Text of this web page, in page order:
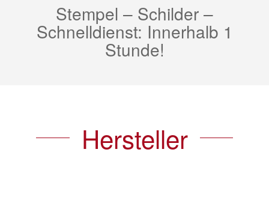
Stempel – Schilder –
Schnelldienst: Innerhalb 1
Stunde!
Hersteller